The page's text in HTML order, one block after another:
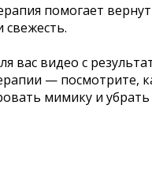
помогает
свежесть.
вас видео с
— посмотрите,
мимику и